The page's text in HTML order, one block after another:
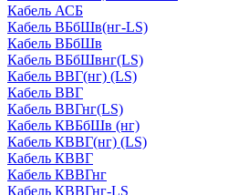
Кабель АСБ
Кабель ВБбШв(нг-LS)
Кабель ВБбШв
Кабель ВБбШвнг(LS)
Кабель ВВГ(нг) (LS)
Кабель ВВГ
Кабель ВВГнг(LS)
Кабель КВБбШв (нг)
Кабель КВВГ(нг) (LS)
Кабель КВВГ
Кабель КВВГнг
Кабель КВВГнг-LS